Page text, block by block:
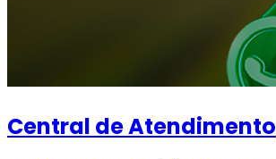
Central de Atendimento